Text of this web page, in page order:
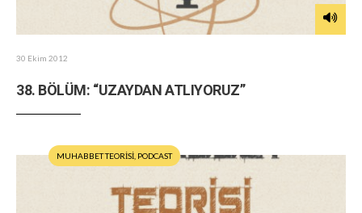
30 Ekim 2012
38. BÖLÜM: “UZAYDAN ATLIYORUZ”
MUHABBET TEORİSİ PODCAST